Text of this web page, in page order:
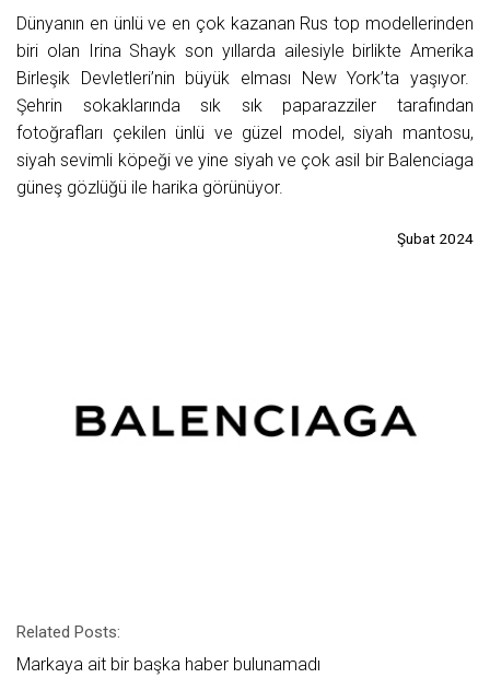
Dünyanın en ünlü ve en çok kazanan Rus top modellerinden
biri olan Irina Shayk son yıllarda ailesiyle birlikte Amerika
Birleşik Devletleri’nin büyük elması New York’ta yaşıyor.
Şehrin sokaklarında sık sık paparazziler tarafından
fotoğrafları çekilen ünlü ve güzel model, siyah mantosu,
siyah sevimli köpeği ve yine siyah ve çok asil bir Balenciaga
güneş gözlüğü ile harika görünüyor.
Şubat 2024
Related Posts:
Markaya ait bir başka haber bulunamadı